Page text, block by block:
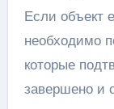
Если объект
необходимо
которые
завершено и